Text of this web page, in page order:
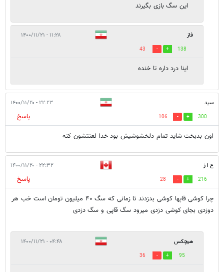
این سگ بازی بگیرند
فاز ۱۱:۲۸ - ۱۴۰۰/۱۱/۲۱
138
43
اینا درد داره تا خنده
سید ۲۲:۲۳ - ۱۴۰۰/۱۱/۲۰
300
106
پاسخ
اون بدبخت شاید تمام دلخشوشیش بود خدا لعنتشون کنه
ع ا ز ۲۲:۳۲ - ۱۴۰۰/۱۱/۲۰
216
28
پاسخ
چرا کوشی قاپها کوشی بدزدند تا زمانی که سگ ۴۰ میلیون تومان است خب هر
دوزدی بجای کوشی دزدی میرود سگ قاپی و سگ دزدی
هیچکس ۰۴:۴۸ - ۱۴۰۰/۱۱/۲۱
95
36